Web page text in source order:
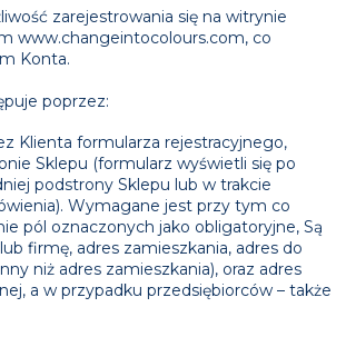
zarejestrowania się na witrynie
www.changeintocolours.com, co
Konta.
poprzez:
Klienta formularza rejestracyjnego,
Sklepu (formularz wyświetli się po
podstrony Sklepu lub w trakcie
Wymagane jest przy tym co
pól oznaczonych jako obligatoryjne, Są
firmę, adres zamieszkania, adres do
niż adres zamieszkania), oraz adres
a w przypadku przedsiębiorców – także